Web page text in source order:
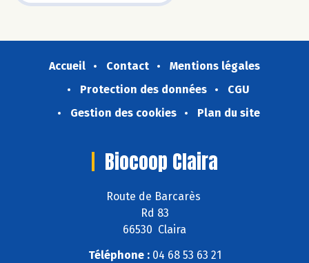
Accueil Contact
Mentions légales
Protection des données
CGU
Gestion des cookies
Plan du site
Biocoop Claira
Route de Barcarès
Rd 83
66530 Claira
Téléphone :04 68 53 63 21